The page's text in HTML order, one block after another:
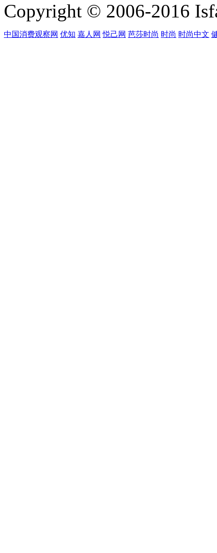
Copyright © 2006-2016
中国消费观察网 优知 嘉人网 悦己网 芭莎时尚 时尚 时尚中文